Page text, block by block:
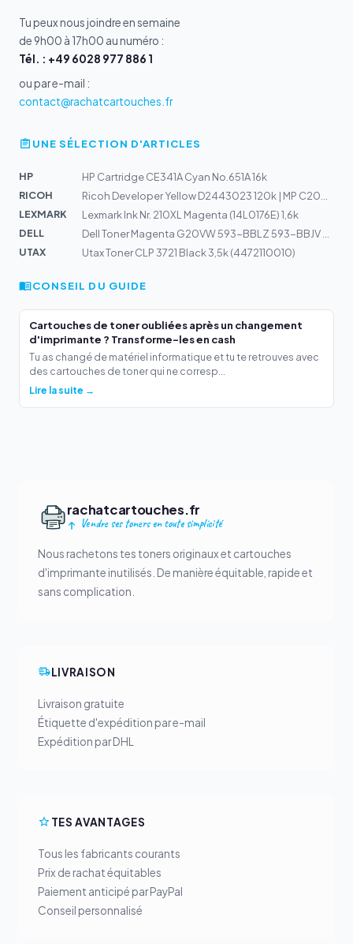
Tu peux nous joindre en semaine
de 9h00 à 17h00 au numéro :
Tél. : +49 6028 977 886 1
ou par e-mail :
contact@rachatcartouches.fr
UNE SÉLECTION D'ARTICLES
HP
HP Cartridge CE341A Cyan No.651A 16k
RICOH
LEXMARK
Lexmark Ink Nr. 210XL Magenta (14L0176E) 1,6k
DELL
UTAX
Utax Toner CLP 3721 Black 3,5k (4472110010)
CONSEIL DU GUIDE
Cartouches de toner oubliées après un changement
d'imprimante ? Transforme-les en cash
Tu as changé de matériel informatique et tu te retrouves avec
des cartouches de toner qui ne corresp...
Lire la suite →
rachatcartouches.fr
Vendre ses toners en toute simplicité
Nous rachetons tes toners originaux et cartouches
d'imprimante inutilisés. De manière équitable, rapide et
sans complication.
LIVRAISON
Livraison gratuite
Étiquette d'expédition par e-mail
Expédition par DHL
TES AVANTAGES
Tous les fabricants courants
Prix de rachat équitables
Paiement anticipé par PayPal
Conseil personnalisé